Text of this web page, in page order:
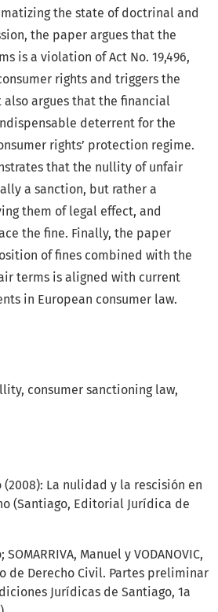
consumer sanctioning law
the state of doctrinal and
the paper argues that the
is a violation of Act No. 19,496,
rights and triggers the
argues that the financial
deterrent for the
rights’ protection regime.
that the nullity of unfair
a sanction, but rather a
them of legal effect, and
the fine. Finally, the paper
of fines combined with the
terms is aligned with current
in European consumer law.
(2008): La nulidad y la rescisión en
(Santiago, Editorial Jurídica de
SOMARRIVA, Manuel y VODANOVIC,
de Derecho Civil. Partes preliminar
Jurídicas de Santiago, 1a